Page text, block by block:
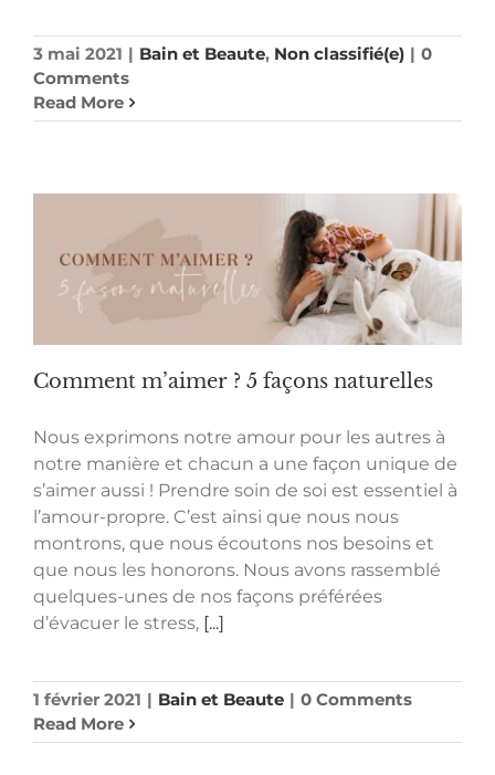
3 mai 2021 | Bain et Beaute, Non classifié(e) | 0
Comments
Read More
Comment m’aimer ? 5 façons naturelles
Nous exprimons notre amour pour les autres à
notre manière et chacun a une façon unique de
s’aimer aussi ! Prendre soin de soi est essentiel à
l’amour-propre. C’est ainsi que nous nous
montrons, que nous écoutons nos besoins et
que nous les honorons. Nous avons rassemblé
quelques-unes de nos façons préférées
d’évacuer le stress, [...]
1 février 2021 | Bain et Beaute | 0 Comments
Read More